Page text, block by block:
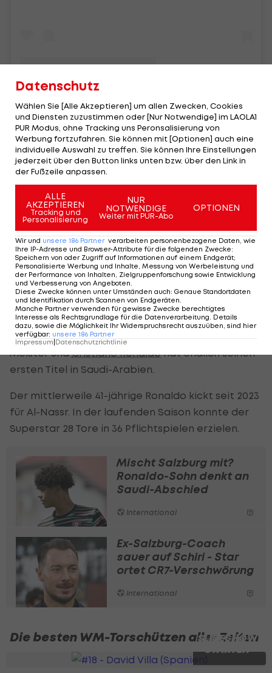
Ein Beitrag geteilt von 433 (@433)
Chance auf saudische Meisterschaft
lebt
Noch bietet sich für Ronaldo aber die große
Chance, mit einem Titel Richtung
Fußball-WM zu
reisen.
Al-Nassr ist vor dem letzten Spieltag nämlich
Tabellenführer der Saudi Pro League. Der
Vorsprung auf Verfolger Al-Hilal beträgt zwei
Punkte.
Gewinnt Al-Nassr also sein letztes Saisonspiel am
Donnerstag (20 Uhr) gegen Damac FC, ist man
Meister undCristiano Ronaldohat endlich seinen
ersten Titel in Saudi-Arabien.
Der mittlerweile 41-jährige Ronaldo kickt seit 2023
für Al-Nassr. In der laufenden Saison konnte der
Superstar 28 Tore in 36 Pflichtspielen erzielen.
Mischt Salzburg mit?
Ronaldo-Sohn denkt an
Saudi-Abschied
International
Ex-Salzburg-Coach
sauer auf Schiri - Star
ortet CR7-Verschwörung
International
Die besten WM-Torschützen aller Zeiten
SLIDESHOW
STARTEN
Datenschutz
Wählen Sie [Alle Akzeptieren] um allen Zwecken, Cookies
und Diensten zuzustimmen oder [Nur Notwendige] im LAOLA1
PUR Modus, ohne Tracking uns Peronsalisierung von
Werbung fortzufahren. Sie können mit [Optionen] auch eine
individuelle Auswahl zu treffen. Sie können Ihre Einstellungen
jederzeit über den Button links unten bzw. über den Link in
der Fußzeile anpassen.
ALLE
AKZEPTIEREN
Tracking und
Personalisierung
NUR
NOTWENDIGE
Weiter mit PUR-Abo
OPTIONEN
Wir und unsere 186 Partner verarbeiten personenbezogene Daten, wie
Ihre IP-Adresse und Browser-Attribute für die folgenden Zwecke:
Speichern von oder Zugriff auf Informationen auf einem Endgerät;
Personalisierte Werbung und Inhalte, Messung von Werbeleistung und
der Performance von Inhalten, Zielgruppenforschung sowie Entwicklung
und Verbesserung von Angeboten
Diese Zwecke können unter Umständen auch: Genaue Standortdaten
und Identifikation durch Scannen von Endgeräten
Manche Partner verwenden für gewisse Zwecke berechtigtes
Interesse als Rechtsgrundlage für die Datenverarbeitung. Details
dazu, sowie die Möglichkeit Ihr Widerspruchsrecht auszuüben, sind hier
verfügbar: unsere 186 Partner
Impressum|Datenschutzrichtlinie